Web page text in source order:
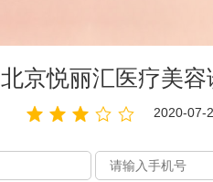
北京悦丽汇医疗美容
2020-07-